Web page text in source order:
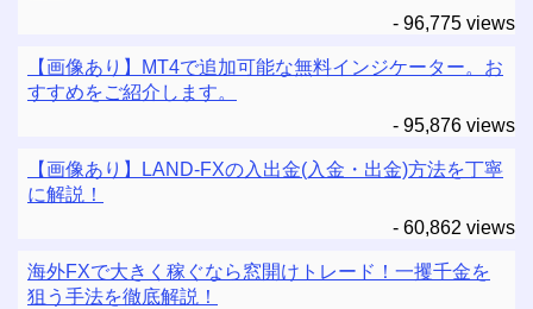
- 96,775 views
【画像あり】MT4で追加可能な無料インジケーター。お
すすめをご紹介します。
- 95,876 views
【画像あり】LAND-FXの入出金(入金・出金)方法を丁寧
に解説！
- 60,862 views
海外FXで大きく稼ぐなら窓開けトレード！一攫千金を
狙う手法を徹底解説！